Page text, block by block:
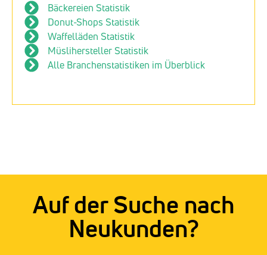
Bäckereien Statistik
Donut-Shops Statistik
Waffelläden Statistik
Müslihersteller Statistik
Alle Branchenstatistiken im Überblick
Auf der Suche nach
Neukunden?